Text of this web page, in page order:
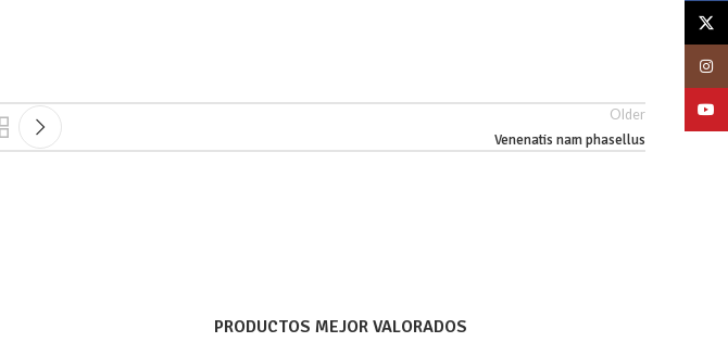
Older
Venenatis nam phasellus
PRODUCTOS MEJOR VALORADOS